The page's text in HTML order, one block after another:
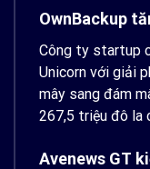
OwnBackup
Công ty startup
Unicorn với giải
mây sang đám
267,5 triệu đô la
Avenews GT